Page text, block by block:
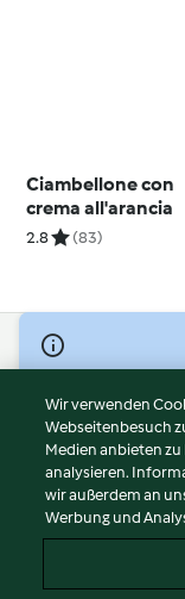
Ciambellone con
crema all'arancia
2.8 (83)
© Copyright 2026
Disclaimer
Impressum
Cookies
Abo kündigen
Wir verwenden
Webseitenbesuch
Medien anbieten
analysieren.
wir außerdem an
Werbung und